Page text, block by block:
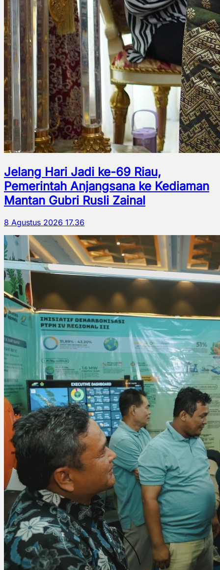
Jelang Hari Jadi ke-69 Riau,
Pemerintah Anjangsana ke Kediaman
Mantan Gubri Rusli Zainal
8 Agustus 2026 17.36